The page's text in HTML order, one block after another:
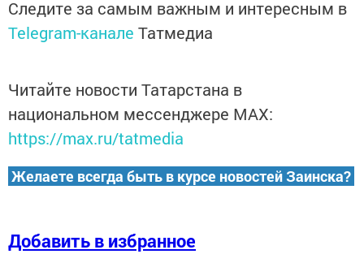
Следите за самым важным и интересным в
Telegram-канале Татмедиа
Читайте новости Татарстана в
национальном мессенджере MАХ:
https://max.ru/tatmedia
Желаете всегда быть в курсе новостей Заинска?
Добавить в избранное